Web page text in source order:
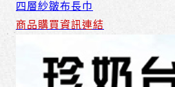
四層紗皺布長巾
商品購買資訊連結